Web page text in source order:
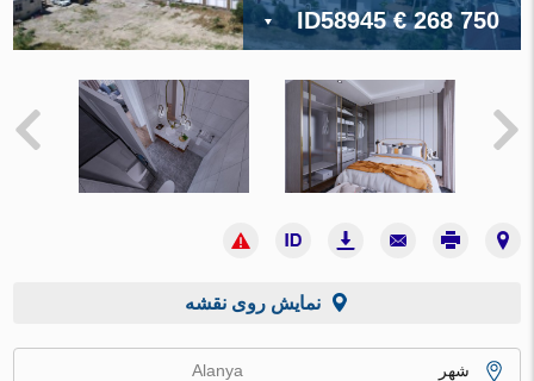
ID58945€ 268 750
نمایش روی نقشه
شهر
Alanya